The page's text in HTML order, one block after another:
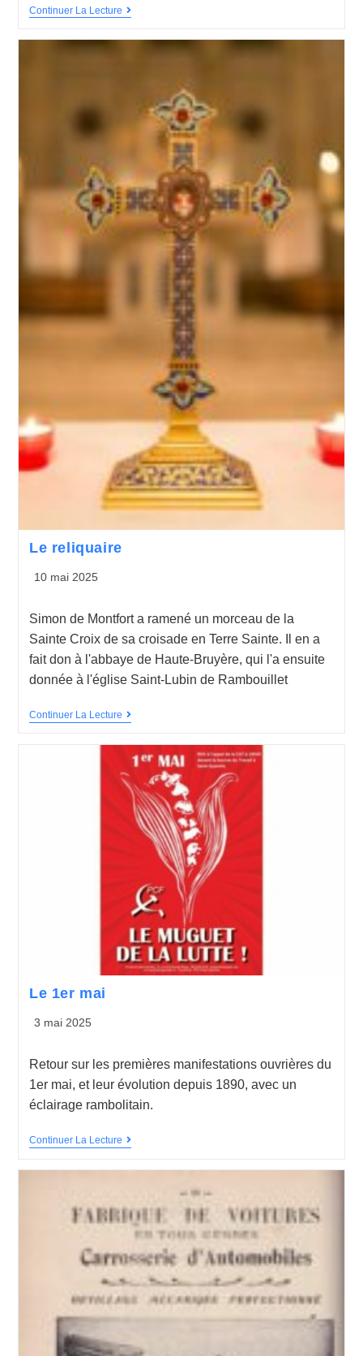
Continuer La Lecture
Le reliquaire
10 mai 2025
Simon de Montfort a ramené un morceau de la
Sainte Croix de sa croisade en Terre Sainte. Il en a
fait don à l'abbaye de Haute-Bruyère, qui l'a ensuite
donnée à l'église Saint-Lubin de Rambouillet
Continuer La Lecture
Le 1er mai
3 mai 2025
Retour sur les premières manifestations ouvrières du
1er mai, et leur évolution depuis 1890, avec un
éclairage rambolitain.
Continuer La Lecture